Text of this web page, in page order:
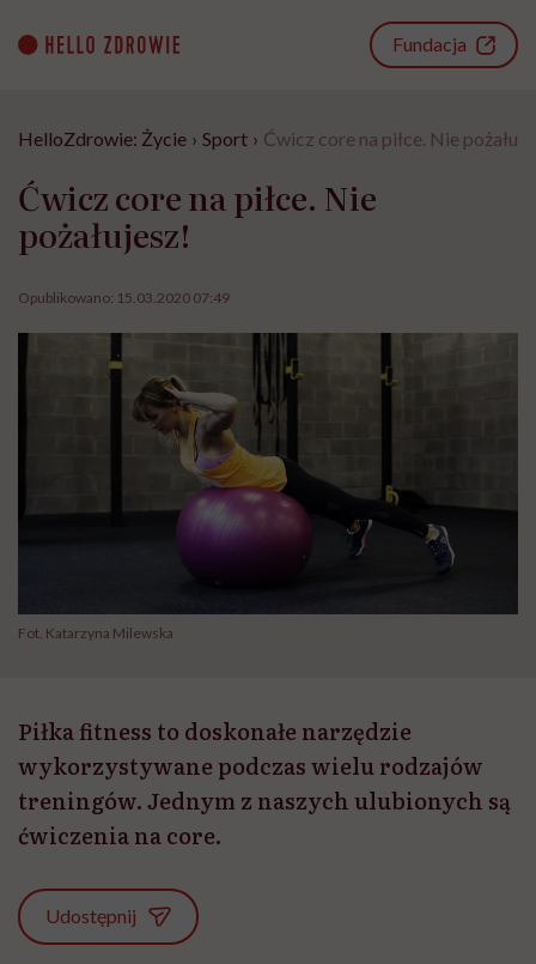
content
Fundacja
HelloZdrowie: Życie › Sport › Ćwicz core na piłce. Nie
Ćwicz core na piłce. Nie
pożałujesz!
Opublikowano: 15.03.2020 07:49
Fot. Katarzyna Milewska
Piłka fitness to doskonałe narzędzie
wykorzystywane podczas wielu rodzajów
treningów. Jednym z naszych ulubionych są
ćwiczenia na core.
Udostępnij